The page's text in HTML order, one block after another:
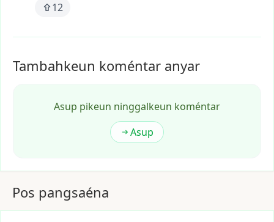
12
Tambahkeun koméntar anyar
Asup pikeun ninggalkeun koméntar
Asup
Pos pangsaéna